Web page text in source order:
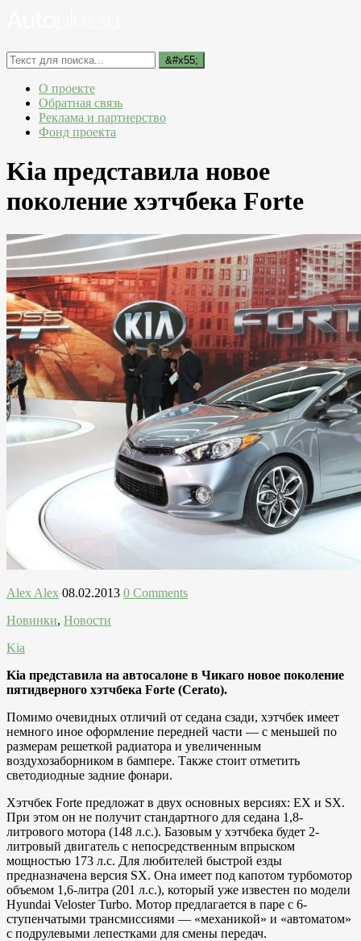
О проекте
Обратная связь
Реклама и партнерство
Фонд проекта
Kia представила новое
поколение хэтчбека Forte
Alex Alex 08.02.2013 0 Comments
Новинки, Новости
Kia
Kia представила на автосалоне в Чикаго новое поколение
пятидверного хэтчбека Forte (Cerato).
Помимо очевидных отличий от седана сзади, хэтчбек имеет
немного иное оформление передней части — с меньшей по
размерам решеткой радиатора и увеличенным
воздухозаборником в бампере. Также стоит отметить
светодиодные задние фонари.
Хэтчбек Forte предложат в двух основных версиях: EX и SX.
При этом он не получит стандартного для седана 1,8-
литрового мотора (148 л.с.). Базовым у хэтчбека будет 2-
литровый двигатель с непосредственным впрыском
мощностью 173 л.с. Для любителей быстрой езды
предназначена версия SX. Она имеет под капотом турбомотор
объемом 1,6-литра (201 л.с.), который уже известен по модели
Hyundai Veloster Turbo. Мотор предлагается в паре с 6-
ступенчатыми трансмиссиями — «механикой» и «автоматом»
с подрулевыми лепестками для смены передач.